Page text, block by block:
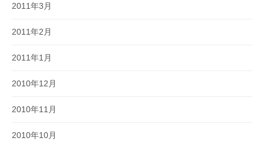
2011年3月
2011年2月
2011年1月
2010年12月
2010年11月
2010年10月